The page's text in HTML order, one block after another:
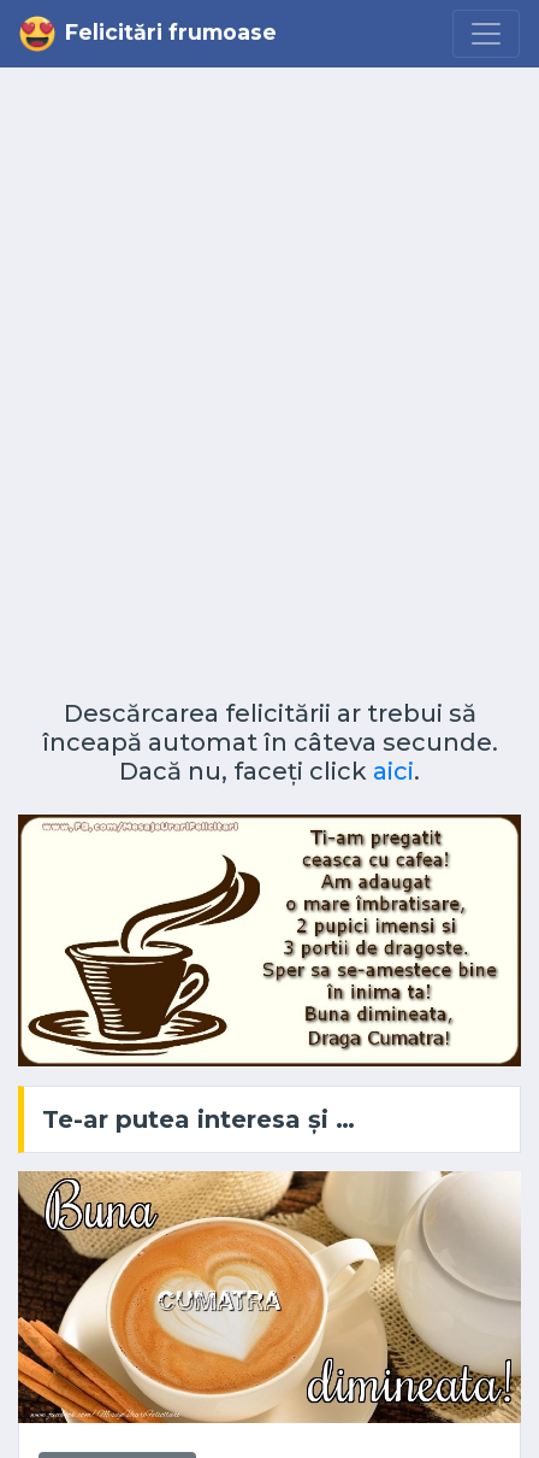
Felicitări frumoase
Descărcarea felicitării ar trebui să
înceapă automat în câteva secunde.
Dacă nu, faceți click aici.
Te-ar putea interesa și …